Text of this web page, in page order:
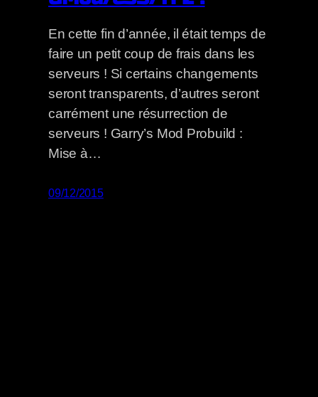
En cette fin d’année, il était temps de
faire un petit coup de frais dans les
serveurs ! Si certains changements
seront transparents, d’autres seront
carrément une résurrection de
serveurs ! Garry’s Mod Probuild :
Mise à…
09/12/2015